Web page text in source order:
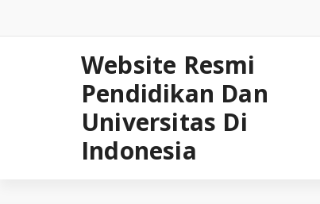
content
Website Resmi
Pendidikan Dan
Universitas Di
Indonesia